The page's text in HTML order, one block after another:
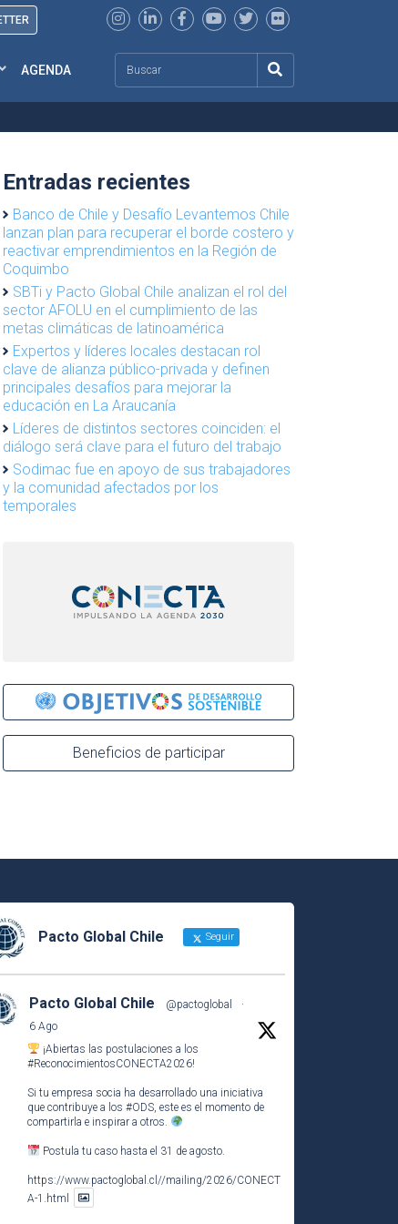
AGENDA
Entradas recientes
Banco de Chile y Desafío Levantemos Chile
lanzan plan para recuperar el borde costero y
reactivar emprendimientos en la Región de
Coquimbo
SBTi y Pacto Global Chile analizan el rol del
sector AFOLU en el cumplimiento de las
metas climáticas de latinoamérica
Expertos y líderes locales destacan rol
clave de alianza público-privada y definen
principales desafíos para mejorar la
educación en La Araucanía
Líderes de distintos sectores coinciden: el
diálogo será clave para el futuro del trabajo
Sodimac fue en apoyo de sus trabajadores
y la comunidad afectados por los
temporales
Beneficios de participar
Pacto Global Chile Seguir
Pacto Global Chile @pactoglobal
·
6 Ago
¡Abiertas las postulaciones a los
#ReconocimientosCONECTA2026!
Si tu empresa socia ha desarrollado una iniciativa
que contribuye a los #ODS, este es el momento de
compartirla e inspirar a otros.
Postula tu caso hasta el 31 de agosto.
https://www.pactoglobal.cl//mailing/2026/CONECT
A-1.html